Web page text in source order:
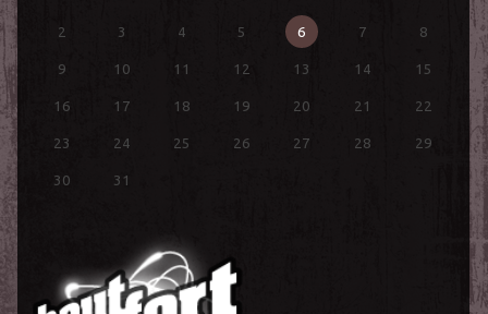
2 3 4 5 6 7 8
9 10 11 12 13 14 15
16 17 18 19 20 21 22
23 24 25 26 27 28 29
30 31